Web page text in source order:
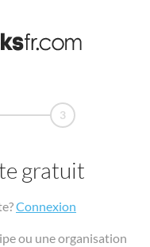
3
gratuit
Connexion
ou une organisation